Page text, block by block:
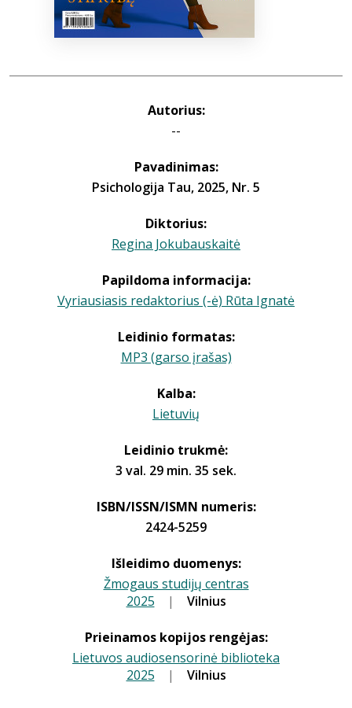
Autorius:
--
Pavadinimas:
Psichologija Tau, 2025, Nr. 5
Diktorius:
Regina Jokubauskaitė
Papildoma informacija:
Vyriausiasis redaktorius (-ė) Rūta Ignatė
Leidinio formatas:
MP3 (garso įrašas)
Kalba:
Lietuvių
Leidinio trukmė:
3 val. 29 min. 35 sek.
ISBN/ISSN/ISMN numeris:
2424-5259
Išleidimo duomenys:
Žmogaus studijų centras
2025 | Vilnius
Prieinamos kopijos rengėjas:
Lietuvos audiosensorinė biblioteka
2025 | Vilnius